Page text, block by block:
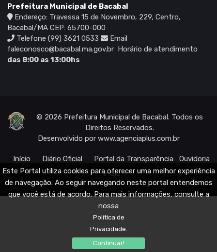
Este Portal utiliza cookies para oferecer uma melhor experiência
de navegação. Ao seguir navegando neste portal entendemos
que você está de acordo. Para mais informações, consulte a
nossa
Política de
Privacidade.
Continuar!
Prefeitura Municipal de Bacabal
Endereço: Travessa 15 de Novembro, 229, Centro,
Bacabal/MA CEP: 65700-000
Telefone (99) 3621 0533
Email
faleconosco@bacabal.ma.gov.br
Horário de atendimento
das 8:00 as 13:00hs
© 2026 Prefeitura Municipal de Bacabal. Todos os
Direitos Reservados.
Desenvolvido por www.agenciaplus.com.br
Início Diário Oficial Portal da Transparência
Ouvidoria
e-Sic